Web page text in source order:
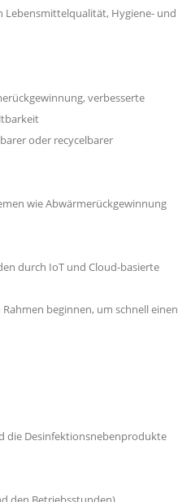
Lebensmittelqualität, Hygiene- und
verbesserte
oder recycelbarer
wie Abwärmerückgewinnung
durch IoT und Cloud-basierte
beginnen, um schnell einen
die Desinfektionsnebenprodukte